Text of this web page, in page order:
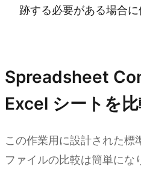
跡する必要がある場合に
Spreadsheet
Excel シートを
この作業用に設計された標
ファイルの比較は簡単に